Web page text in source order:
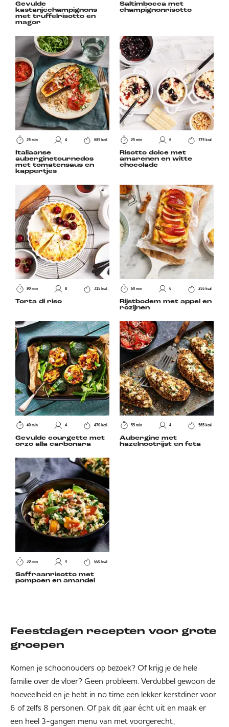
Gevulde
kastanjechampignons
met truffelrisotto en
magor
Saltimbocca met
champignonrisotto
25 min 4 685 kcal
Italiaanse
auberginetournedos
met tomatensaus en
kappertjes
25 min 6 375 kcal
Risotto dolce met
amarenen en witte
chocolade
90 min 8 315 kcal
Torta di riso
60 min 6 255 kcal
Rijstbodem met appel en
rozijnen
40 min 4 470 kcal
Gevulde courgette met
orzo alla carbonara
55 min 4 565 kcal
Aubergine met
hazelnootrijst en feta
30 min 4 660 kcal
Saffraanrisotto met
pompoen en amandel
Feestdagen recepten voor grote
groepen
Komen je schoonouders op bezoek? Of krijg je de hele
familie over de vloer? Geen probleem. Verdubbel gewoon de
hoeveelheid en je hebt in no time een lekker kerstdiner voor
6 of zelfs 8 personen. Of pak dit jaar écht uit en maak er
een heel 3-gangen menu van met voorgerecht,